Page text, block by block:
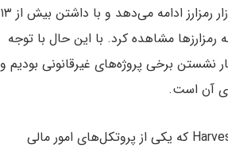
امور مالی غیرمتمرکز یا همان دیفای همچنان به تاثیرگذاری خود بر روی بازار رمزارز ادامه می‌دهد و با داشتن بیش از ۱۳
رمزارزها مشاهده کرد. با این حال با توجه
برخی پروژه‌های غیرقانونی بودیم و
به عنوان مثالی در این زمینه می‌توان به اتفاق هک شدن اخیر Harvest Finance که یکی از پروتکل‌های امور مالی